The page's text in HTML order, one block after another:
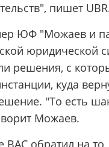
пишет
ЮФ "Можаев и
юридической
решения, с
куда
"То есть
Можаев.
ВАС обратил на